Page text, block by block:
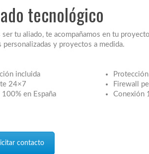
tecnológico
ser tu aliado, te acompañamos en tu
personalizadas y proyectos a medida.
incluida
24×7
100% en España
Firewall
Conexión
contacto